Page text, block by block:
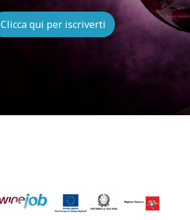
Clicca qui per iscriverti